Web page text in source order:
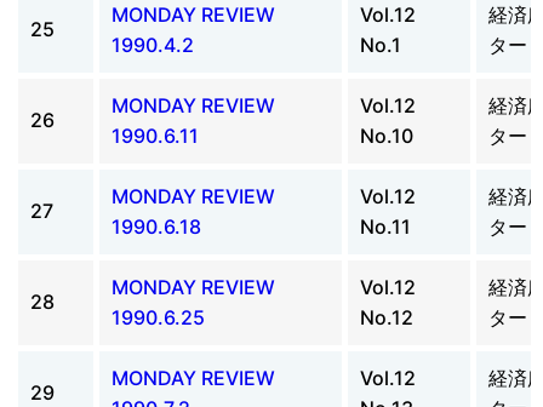
25
MONDAY REVIEW
1990.4.2
Vol.12
No.1
経済
ター
26
MONDAY REVIEW
1990.6.11
Vol.12
No.10
経済
ター
27
MONDAY REVIEW
1990.6.18
Vol.12
No.11
経済
ター
28
MONDAY REVIEW
1990.6.25
Vol.12
No.12
経済
ター
29
MONDAY REVIEW
Vol.12
経済